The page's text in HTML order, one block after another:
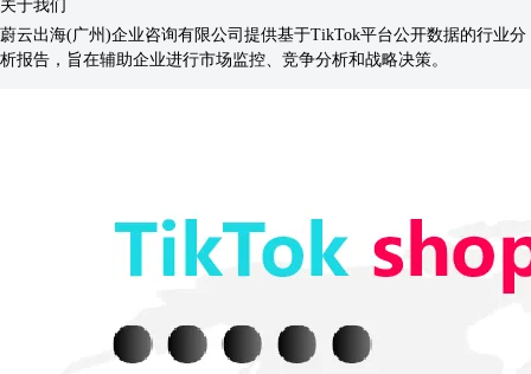
关于我们
蔚云出海(广州)企业咨询有限公司提供基于TikTok平台公开数据的行业分
析报告，旨在辅助企业进行市场监控、竞争分析和战略决策。